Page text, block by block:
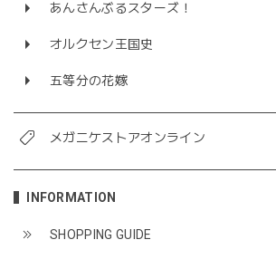
あんさんぶるスターズ！
オルクセン王国史
五等分の花嫁
メガニケストアオンライン
INFORMATION
SHOPPING GUIDE